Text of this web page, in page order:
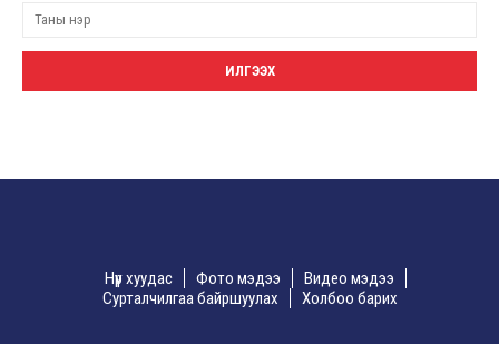
Нүүр хуудас Фото мэдээ
Видео мэдээ
Сурталчилгаа байршуулах
Холбоо барих